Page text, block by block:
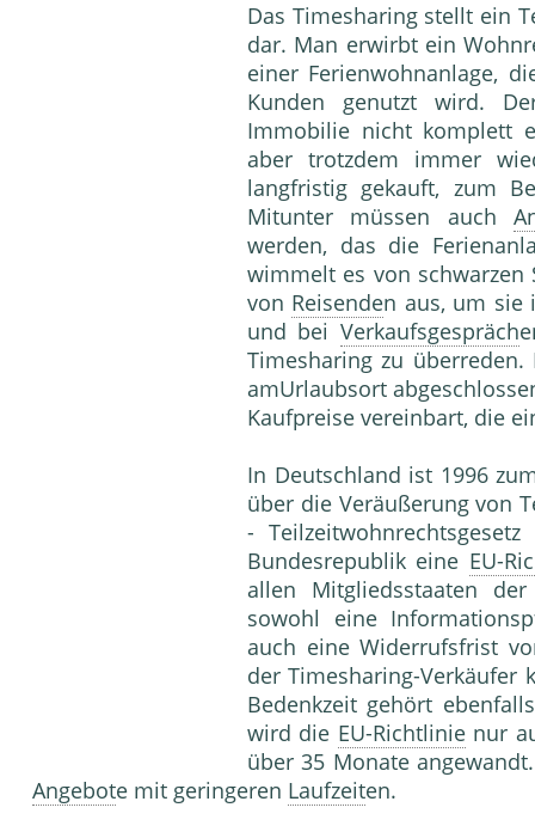
Das Timesharing stellt ein
dar. Man erwirbt ein
einer Ferienwohnanlage,
Kunden genutzt wird.
Immobilie nicht komplett
aber trotzdem immer
langfristig gekauft, zum
Mitunter müssen auch
werden, das die
wimmelt es von schwarzen
von Reisenden aus, um sie
und bei Verkaufsgespräch
Timesharing zu
amUrlaubsort
Kaufpreise vereinbart, die
In Deutschland ist 1996
über die Veräußerung von
-
Bundesrepublik eine EU-
allen Mitgliedsstaaten
sowohl eine
auch eine Widerrufsfrist
der Timesharing-Verkäufer
Bedenkzeit gehört
wird die EU-Richtlinienur
über 35 Monate
Angebote mit geringeren Laufzeiten.